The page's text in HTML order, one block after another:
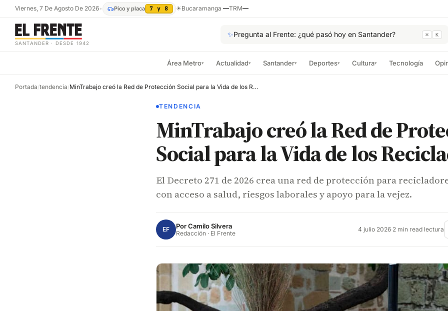
Viernes, 7 De Agosto De 2026• Pico y placa 7 y 8 ☀Bucaramanga —TRM—
SANTANDER · DESDE 1942
✨Pregunta al Frente: ¿qué pasó hoy en Santander? ⌘ K
Área Metro▾ Actualidad▾ Santander▾ Deportes▾ Cultura▾ Tecnología
Portada/tendencia/ MinTrabajo creó la Red de Protección Social para la Vida de los Recicladores
TENDENCIA
MinTrabajo creó la Red de
Social para la Vida de los
El Decreto 271 de 2026 crea una red de protección para
con acceso a salud, riesgos laborales y apoyo para la vejez.
EF PorCamilo Silvera
Redacción · El Frente 4 julio 2026·2 min read lectura